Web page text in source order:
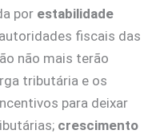
por estabilidade
fiscais das
não mais terão
tributária e os
para deixar
crescimento